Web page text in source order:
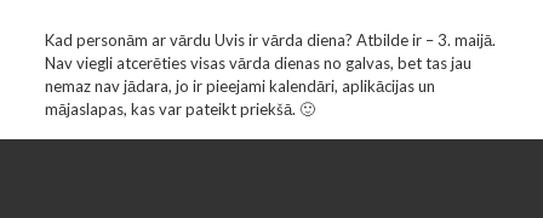
Kad personām ar vārdu Uvis ir vārda diena? Atbilde ir – 3. maijā.
Nav viegli atcerēties visas vārda dienas no galvas, bet tas jau
nemaz nav jādara, jo ir pieejami kalendāri, aplikācijas un
mājaslapas, kas var pateikt priekšā. 🙂